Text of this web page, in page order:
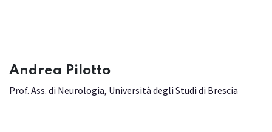
​Andrea Pilotto
Prof. Ass. di Neurologia, Università degli Studi di Brescia